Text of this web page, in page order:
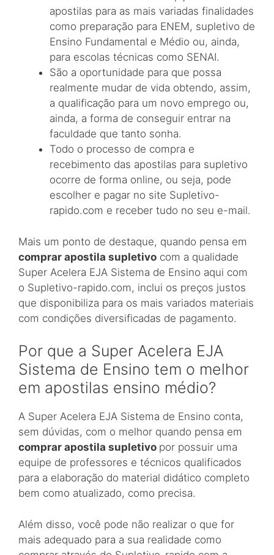
apostilas para as mais variadas finalidades
como preparação para ENEM, supletivo de
Ensino Fundamental e Médio ou, ainda,
para escolas técnicas como SENAI.
São a oportunidade para que possa
realmente mudar de vida obtendo, assim,
a qualificação para um novo emprego ou,
ainda, a forma de conseguir entrar na
faculdade que tanto sonha.
Todo o processo de compra e
recebimento das apostilas para supletivo
ocorre de forma online, ou seja, pode
escolher e pagar no site Supletivo-
rapido.com e receber tudo no seu e-mail.
Mais um ponto de destaque, quando pensa em
comprar apostila supletivo com a qualidade
Super Acelera EJA Sistema de Ensino aqui com
o Supletivo-rapido.com, inclui os preços justos
que disponibiliza para os mais variados materiais
com condições diversificadas de pagamento.
Por que a Super Acelera EJA
Sistema de Ensino tem o melhor
em apostilas ensino médio?
A Super Acelera EJA Sistema de Ensino conta,
sem dúvidas, com o melhor quando pensa em
comprar apostila supletivo por possuir uma
equipe de professores e técnicos qualificados
para a elaboração do material didático completo
bem como atualizado, como precisa.
Além disso, você pode não realizar o que for
mais adequado para a sua realidade como